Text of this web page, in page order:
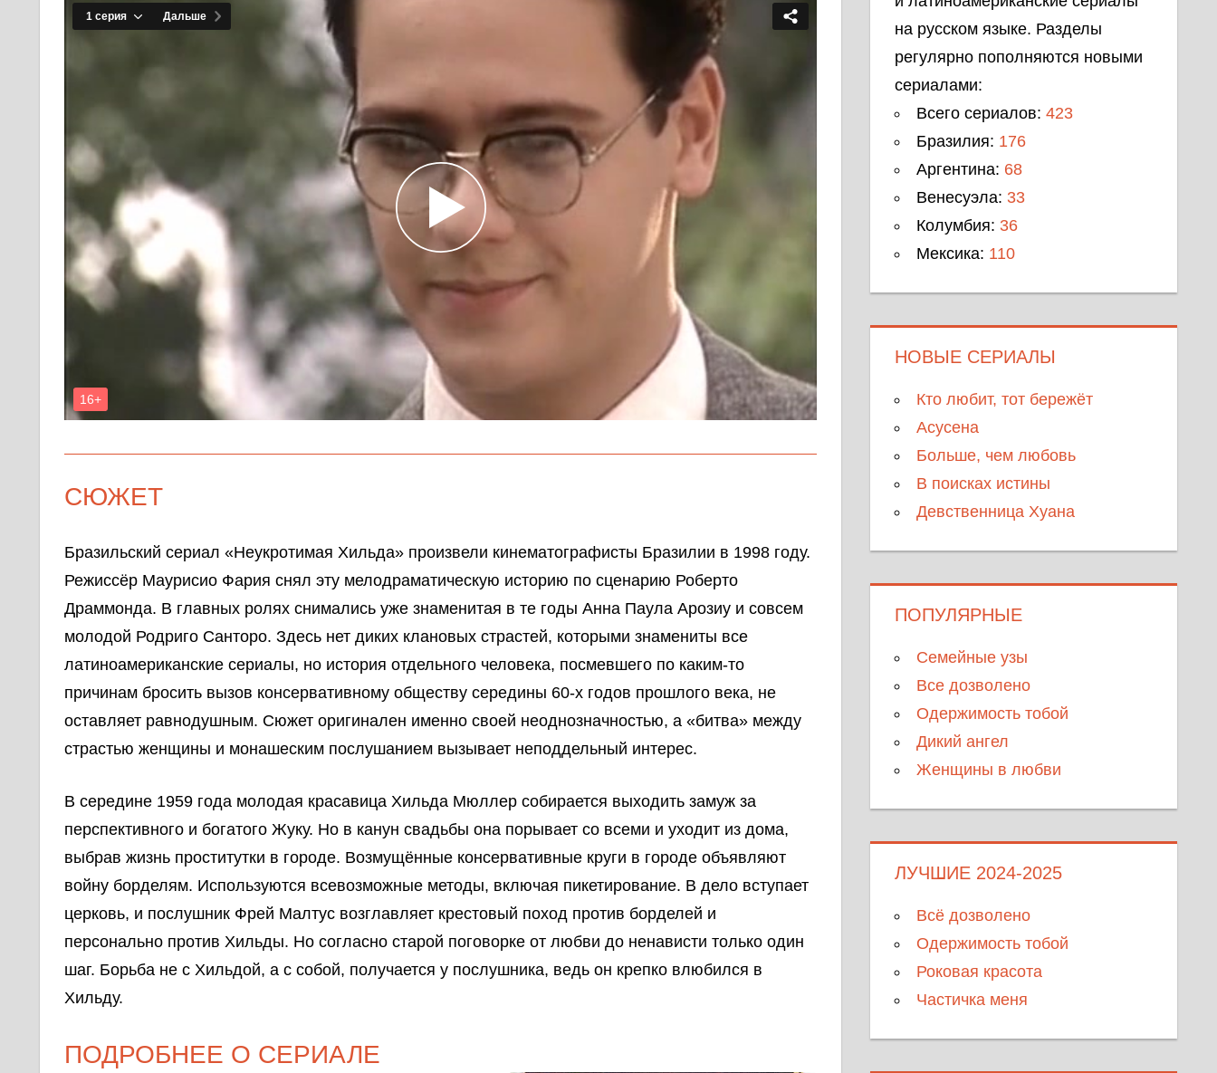
СЮЖЕТ
Бразильский сериал «Неукротимая Хильда» произвели кинематографисты Бразилии в 1998 году.
Режиссёр Маурисио Фария снял эту мелодраматическую историю по сценарию Роберто
Драммонда. В главных ролях снимались уже знаменитая в те годы Анна Паула Арозиу и совсем
молодой Родриго Санторо. Здесь нет диких клановых страстей, которыми знамениты все
латиноамериканские сериалы, но история отдельного человека, посмевшего по каким-то
причинам бросить вызов консервативному обществу середины 60-х годов прошлого века, не
оставляет равнодушным. Сюжет оригинален именно своей неоднозначностью, а «битва» между
страстью женщины и монашеским послушанием вызывает неподдельный интерес.
В середине 1959 года молодая красавица Хильда Мюллер собирается выходить замуж за
перспективного и богатого Жуку. Но в канун свадьбы она порывает со всеми и уходит из дома,
выбрав жизнь проститутки в городе. Возмущённые консервативные круги в городе объявляют
войну борделям. Используются всевозможные методы, включая пикетирование. В дело вступает
церковь, и послушник Фрей Малтус возглавляет крестовый поход против борделей и
персонально против Хильды. Но согласно старой поговорке от любви до ненависти только один
шаг. Борьба не с Хильдой, а с собой, получается у послушника, ведь он крепко влюбился в
Хильду.
ПОДРОБНЕЕ О СЕРИАЛЕ
на русском языке. Разделы
регулярно пополняются новыми
сериалами:
Всего сериалов: 423
Бразилия: 176
Аргентина: 68
Венесуэла: 33
Колумбия: 36
Мексика: 110
НОВЫЕ СЕРИАЛЫ
Кто любит, тот бережёт
Асусена
Больше, чем любовь
В поисках истины
Девственница Хуана
ПОПУЛЯРНЫЕ
Семейные узы
Все дозволено
Одержимость тобой
Дикий ангел
Женщины в любви
ЛУЧШИЕ 2024-2025
Всё дозволено
Одержимость тобой
Роковая красота
Частичка меня